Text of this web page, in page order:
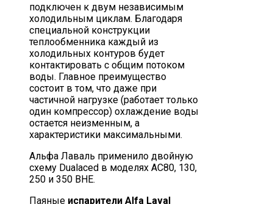
подключен к двум независимым
холодильным циклам. Благодаря
специальной конструкции
теплообменника каждый из
холодильных контуров будет
контактировать с общим потоком
воды. Главное преимущество
состоит в том, что даже при
частичной нагрузке (работает только
один компрессор) охлаждение воды
остается неизменным, а
характеристики максимальными.
Альфа Лаваль применило двойную
схему Dualaced в моделях AC80, 130,
250 и 350 BHE.
Паяные испарители Alfa Laval